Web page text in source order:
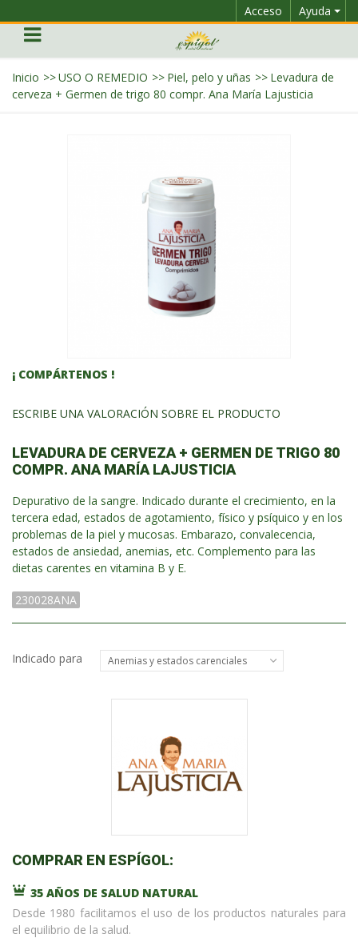
Ayuda
Acceso
Inicio >>USO O REMEDIO >> Piel, pelo y uñas >> Levadura de
cerveza + Germen de trigo 80 compr. Ana María Lajusticia
¡ COMPÁRTENOS !
ESCRIBE UNA VALORACIÓN SOBRE EL PRODUCTO
LEVADURA DE CERVEZA + GERMEN DE TRIGO 80
COMPR. ANA MARÍA LAJUSTICIA
Depurativo de la sangre. Indicado durante el crecimiento, en la
tercera edad, estados de agotamiento, físico y psíquico y en los
problemas de la piel y mucosas. Embarazo, convalecencia,
estados de ansiedad, anemias, etc. Complemento para las
dietas carentes en vitamina B y E.
230028ANA
Indicado para Anemias y estados carenciales
COMPRAR EN ESPÍGOL:
35 AÑOS DE SALUD NATURAL
Desde 1980 facilitamos el uso de los productos naturales para
el equilibrio de la salud.